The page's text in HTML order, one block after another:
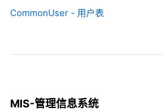
CommonUser - 用户表
MIS-管理信息系统